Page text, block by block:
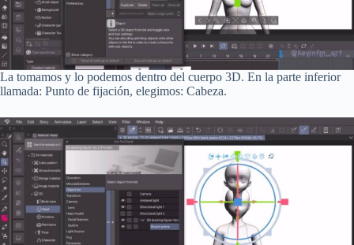
La tomamos y lo podemos dentro del cuerpo 3D. En la parte inferior
llamada: Punto de fijación, elegimos: Cabeza.